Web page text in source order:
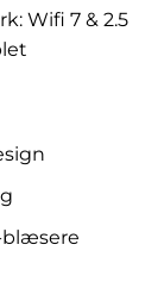
Wifi 7 & 2.5
blæsere